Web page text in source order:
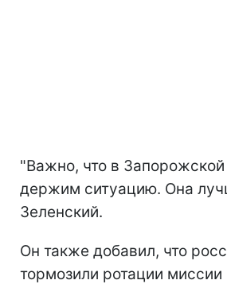
"Важно, что в
держим ситуацию. Она
Зеленский.
Он также добавил, что
тормозили ротации